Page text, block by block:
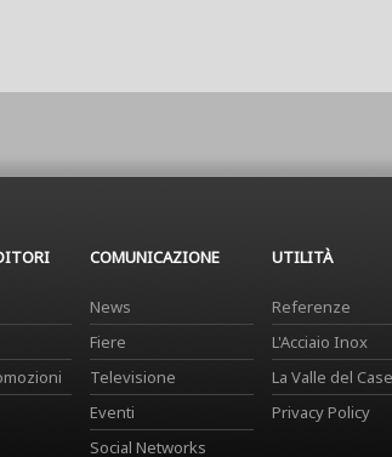
COMUNICAZIONE
News
Fiere
Televisione
Eventi
Social Networks
UTILITÀ
Referenze
L'Acciaio Inox
La Valle del
Privacy Policy